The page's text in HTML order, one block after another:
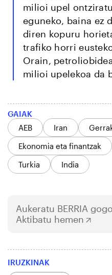
milioi upel
eguneko, baina ez
diren kopuru
trafiko horri
Orain,
milioi upelekoa da
GAIAK
AEB
Iran
Ekonomia eta finantzak
Turkia
India
Aukeratu BERRIA
Aktibatu hemen
IRUZKINAK